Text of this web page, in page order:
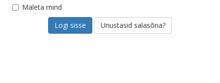
Mäleta mind
Unustasid salasõna?